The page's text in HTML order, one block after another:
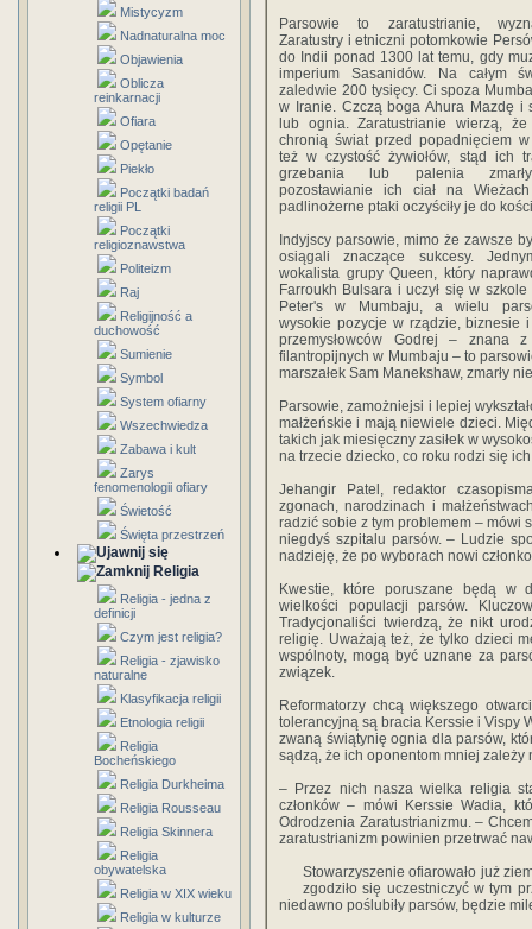
Mistycyzm
Nadnaturalna moc
Objawienia
Oblicza
reinkarnacji
Ofiara
Opętanie
Piekło
Początki badań
religii PL
Początki
religioznawstwa
Politeizm
Raj
Religijność a
duchowość
Sumienie
Symbol
System ofiarny
Wszechwiedza
Zabawa i kult
Zarys
fenomenologii ofiary
Świetość
Święta przestrzeń
Religia
Religia - jedna z
definicji
Czym jest religia?
Religia - zjawisko
naturalne
Klasyfikacja religii
Etnologia religii
Religia
Bocheńskiego
Religia Durkheima
Religia Rousseau
Religia Skinnera
Religia
obywatelska
Religia w XIX wieku
Religia w kulturze
Parsowie to zaratustrianie,
Zaratustry i etniczni potomkowie
do Indii ponad 1300 lat temu, gdy
imperium Sasanidów. Na całym
zaledwie 200 tysięcy. Ci spoza
w Iranie. Czczą boga Ahura Mazdę i
lub ognia. Zaratustrianie wierzą,
chronią świat przed popadnięciem
też w czystość żywiołów, stąd ich
grzebania lub palenia
pozostawianie ich ciał na
padlinożerne ptaki oczyściły je do
Indyjscy parsowie, mimo że zawsze
osiągali znaczące sukcesy.
wokalista grupy Queen, który
Farroukh Bulsara i uczył się w
Peter's w Mumbaju, a wielu
wysokie pozycje w rządzie, biznesie
przemysłowców Godrej – znana z
filantropijnych w Mumbaju – to
marszałek Sam Manekshaw, zmarły
Parsowie, zamożniejsi i lepiej
małżeńskie i mają niewiele dzieci.
takich jak miesięczny zasiłek w
na trzecie dziecko, co roku rodzi się
Jehangir Patel, redaktor
zgonach, narodzinach i
radzić sobie z tym problemem – mówi
niegdyś szpitalu parsów. – Ludzie
nadzieję, że po wyborach nowi
Kwestie, które poruszane będą w
wielkości populacji parsów.
Tradycjonaliści twierdzą, że nikt
religię. Uważają też, że tylko dzieci
wspólnoty, mogą być uznane za
związek.
Reformatorzy chcą większego
tolerancyjną są bracia Kerssie i Vispy
zwaną świątynię ognia dla parsów,
sądzą, że ich oponentom mniej
– Przez nich nasza wielka religia
członków – mówi Kerssie Wadia,
Odrodzenia Zaratustrianizmu. –
zaratustrianizm powinien przetrwać
Stowarzyszenie ofiarowało już
zgodziło się uczestniczyć w tym
niedawno poślubiły parsów, będzie